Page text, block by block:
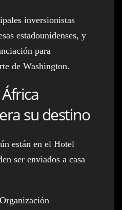
inversionistas
estadounidenses, y
para
de Washington.
su destino
están en el Hotel
ser enviados a casa